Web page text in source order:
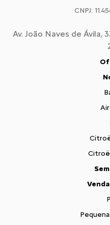
CNPJ:
Av. João Naves de Ávila,